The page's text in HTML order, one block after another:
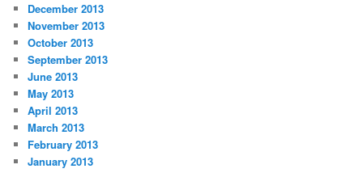
December 2013
November 2013
October 2013
September 2013
June 2013
May 2013
April 2013
March 2013
February 2013
January 2013